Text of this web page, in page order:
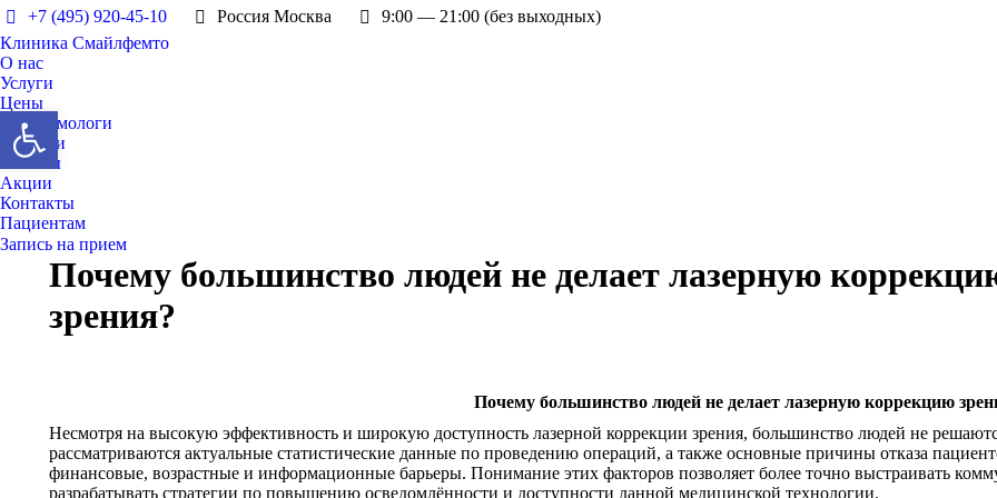
+7 (495) 920-45-10 Россия Москва 9:00 — 21:00 (без выходных)
Клиника Смайлфемто
О нас
Услуги
Цены
Офтальмологи
Новости
Отзывы
Акции
Контакты
Пациентам
Запись на прием
Почему большинство людей не делает лазерную
зрения?
Почему большинство людей не делает лазерную коррекцию
Несмотря на высокую эффективность и широкую доступность лазерной коррекции зрения, большинство людей не
рассматриваются актуальные статистические данные по проведению операций, а также основные причины отказа
финансовые, возрастные и информационные барьеры. Понимание этих факторов позволяет более точно выстраивать
разрабатывать стратегии по повышению осведомлённости и доступности данной медицинской технологии.
Открыть панель инструментов